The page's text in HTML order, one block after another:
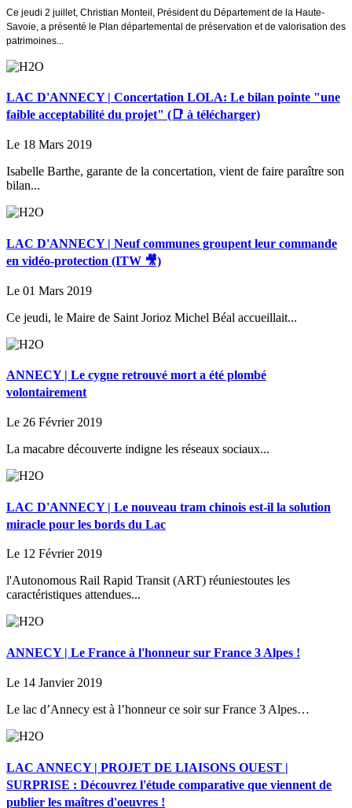
Ce jeudi 2 juillet, Christian Monteil, Président du Département de la Haute-
Savoie, a présenté le Plan départemental de préservation et de valorisation des
patrimoines...
LAC D'ANNECY | Concertation LOLA: Le bilan pointe "une
faible acceptabilité du projet" (📑 à télécharger)
Le 18 Mars 2019
Isabelle Barthe, garante de la concertation, vient de faire paraître son
bilan...
LAC D'ANNECY | Neuf communes groupent leur commande
en vidéo-protection (ITW 🎥)
Le 01 Mars 2019
Ce jeudi, le Maire de Saint Jorioz Michel Béal accueillait...
ANNECY | Le cygne retrouvé mort a été plombé
volontairement
Le 26 Février 2019
La macabre découverte indigne les réseaux sociaux...
LAC D'ANNECY | Le nouveau tram chinois est-il la solution
miracle pour les bords du Lac
Le 12 Février 2019
l'Autonomous Rail Rapid Transit (ART) réuniestoutes les
caractéristiques attendues...
ANNECY | Le France à l'honneur sur France 3 Alpes !
Le 14 Janvier 2019
Le lac d’Annecy est à l’honneur ce soir sur France 3 Alpes…
LAC ANNECY | PROJET DE LIAISONS OUEST |
SURPRISE : Découvrez l'étude comparative que viennent de
publier les maîtres d'oeuvres !